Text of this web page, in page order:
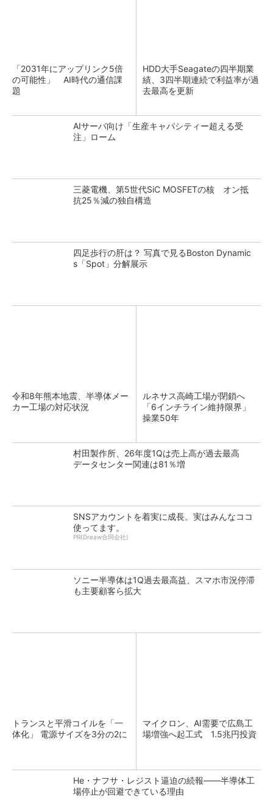
「2031年にアップリンク5倍
の可能性」 AI時代の通信課
題
HDD大手Seagateの四半期業
績、3四半期連続で利益率が過
去最高を更新
AIサーバ向け「生産キャパシティー超える受
注」ローム
三菱電機、第5世代SiC MOSFETの核 オン抵
抗25％減の独自構造
四足歩行の肝は？ 写真で見るBoston Dynamic
s「Spot」分解展示
令和8年熊本地震、半導体メー
カー工場の対応状況
ルネサス高崎工場が閉鎖へ
「6インチライン維持限界」
操業50年
村田製作所、26年度1Qは売上高が過去最高
データセンター関連は81％増
SNSアカウントを着実に成長。実はみんなココ
使ってます。
PR(Dreaw合同会社)
ソニー半導体は1Q過去最高益、スマホ市況停滞
も主要顧客ら拡大
トランスと平滑コイルを「一
体化」 電源サイズを3分の2に
マイクロン、AI需要で広島工
場増強へ起工式 1.5兆円投資
He・ナフサ・レジスト逼迫の続報――半導体工
場停止が回避できている理由